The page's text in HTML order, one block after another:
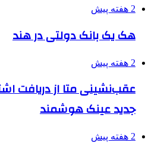
2 هفته پیش
هک یک بانک دولتی در هند
2 هفته پیش
عقب‌نشینی متا از دریافت
جدید عینک هوشمند
2 هفته پیش